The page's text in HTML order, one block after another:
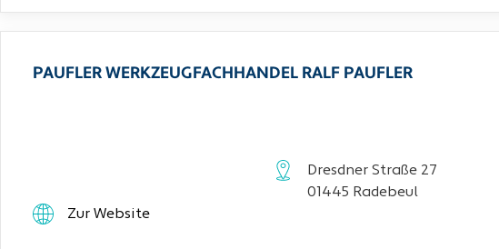
PAUFLER WERKZEUGFACHHANDEL RALF PAUFLER
Dresdner Straße 27
01445 Radebeul
Zur Website